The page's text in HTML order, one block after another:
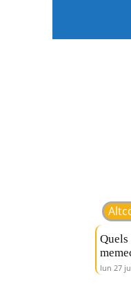
Quels
lun 27